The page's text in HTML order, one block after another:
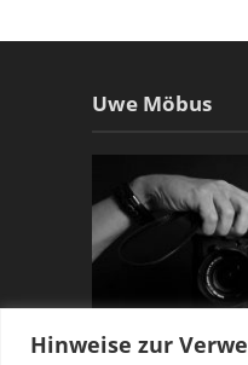
Hinweise zur
Uwe Möbus